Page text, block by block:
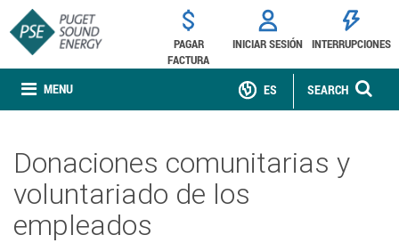
MENU
PAGAR
FACTURA
INICIAR SESIÓN INTERRUPCIONES
SEARCH
ES
Donaciones comunitarias y
voluntariado de los
empleados